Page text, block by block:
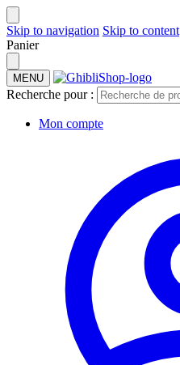
Skip to navigation Skip to content
Panier
MENU
Recherche pour :
Mon compte